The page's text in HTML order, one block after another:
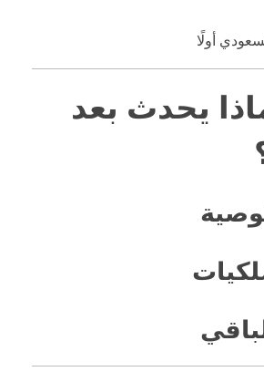
أولًا
يحدث بعد